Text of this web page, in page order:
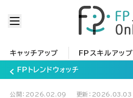
キャッチアップ FPスキルアップ
FPトレンドウォッチ
公開：2026.02.09 更新：2026.03.03